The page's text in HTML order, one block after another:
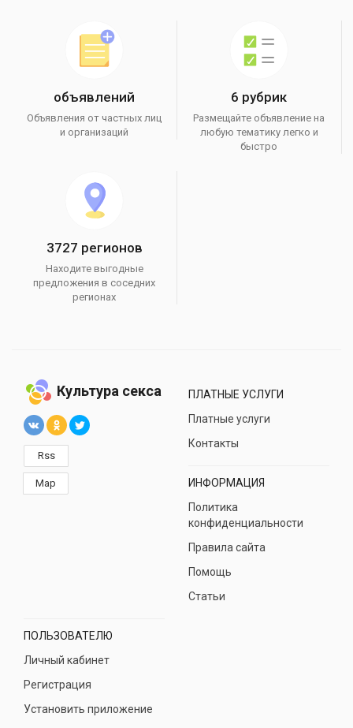
объявлений
Объявления от частных лиц
и организаций
6 рубрик
Размещайте объявление на
любую тематику легко и
быстро
3727 регионов
Находите выгодные
предложения в соседних
регионах
Культура секса
Rss
Map
ПЛАТНЫЕ УСЛУГИ
Платные услуги
Контакты
ИНФОРМАЦИЯ
Политика
конфиденциальности
Правила сайта
Помощь
Статьи
ПОЛЬЗОВАТЕЛЮ
Личный кабинет
Регистрация
Установить приложение